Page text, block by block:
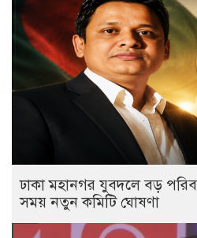
ঢাকা মহানগর যুবদলে বড়
সময় নতুন কমিটি ঘোষণা